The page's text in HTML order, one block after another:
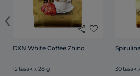
share favorite
DXN White Coffee Zhino
12 tasak x 28 g 30 tasak
‹